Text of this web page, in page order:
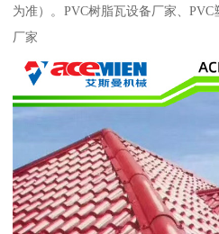
为准）。PVC树脂瓦设备厂家、
厂家